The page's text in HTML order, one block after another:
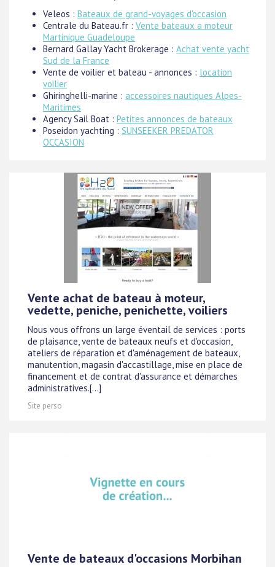
Veleos : Bateaux de grand-voyages d'occasion
Centrale du Bateau.fr : Vente bateaux a moteur
Martinique Guadeloupe
Bernard Gallay Yacht Brokerage : Achat vente yacht
Sud de la France
Vente de voilier et bateau - annonces : location
voilier
Ghiringhelli-marine : accessoires nautiques Alpes-
Maritimes
Agency Sail Boat : Petites annonces de bateaux
Poseidon yachting : SUNSEEKER PREDATOR
OCCASION
Vente achat de bateau à moteur,
vedette, peniche, penichette, voiliers
Nous vous offrons un large éventail de services : ports
de plaisance, vente de bateaux neufs et d'occasion,
ateliers de réparation et d'aménagement de bateaux,
manutention, magasin d'accastillage, mise en place de
financement et de contrat d'assurance et démarches
administratives.[...]
Site perso
Vente de bateaux d'occasions Morbihan